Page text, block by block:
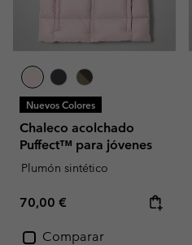
Nuevos Colores
Chaleco acolchado
Puffect™ para jóvenes
Plumón sintético
Regular price:
70,00 €
Comparar